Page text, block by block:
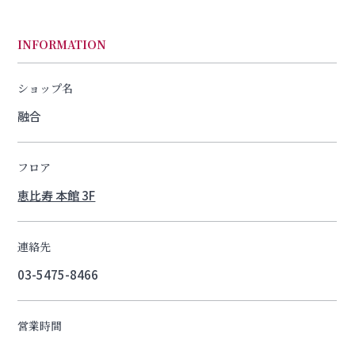
INFORMATION
ショップ名
融合
フロア
恵比寿 本館 3F
連絡先
03-5475-8466
営業時間